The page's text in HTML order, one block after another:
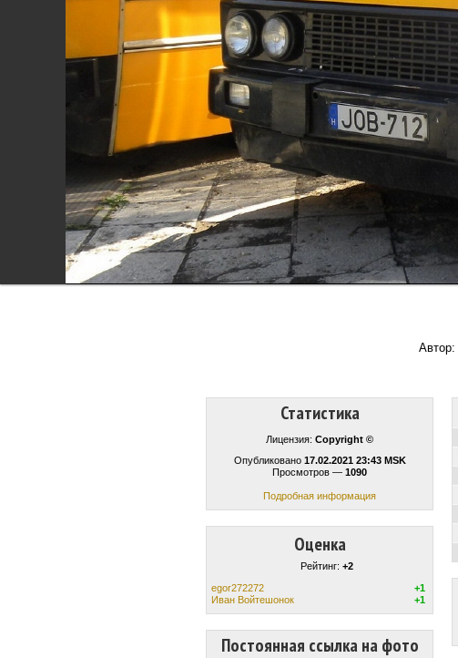
Автор:
Статистика
Лицензия: Copyright ©
Опубликовано 17.02.2021 23:43 MSK
Просмотров — 1090
Подробная информация
Оценка
Рейтинг: +2
egor272272
+1
Иван Войтешонок
+1
Постоянная ссылка на фото